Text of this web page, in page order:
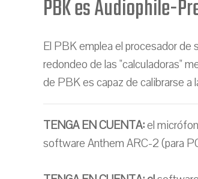
PBK es Audiophile-
El PBK emplea el procesador de
redondeo de las "calculadoras"
de PBK es capaz de calibrarse
TENGA EN CUENTA:el
software Anthem ARC-2 (para